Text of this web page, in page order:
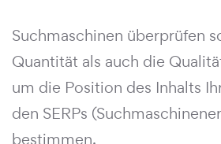
Suchmaschinen überprüfen
Quantität als auch die
um die Position des Inhalts
den SERPs
bestimmen.